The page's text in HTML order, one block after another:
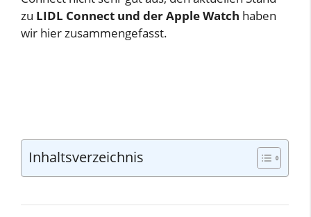
zu LIDL Connect und der Apple Watch haben
wir hier zusammengefasst.
Inhaltsverzeichnis